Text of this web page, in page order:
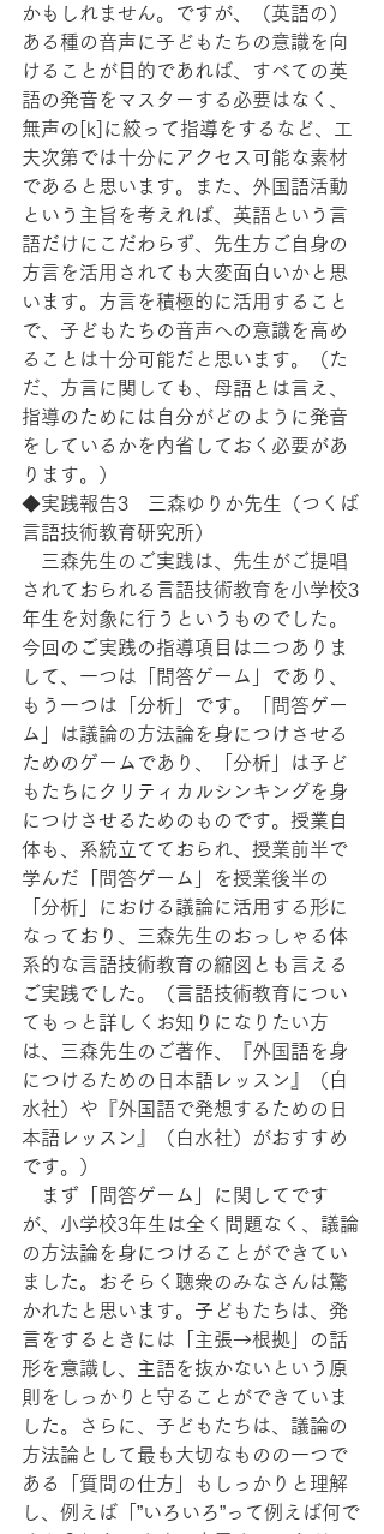
かもしれません。ですが、（英語の）
ある種の音声に子どもたちの意識を向
けることが目的であれば、すべての英
語の発音をマスターする必要はなく、
無声の[k]に絞って指導をするなど、工
夫次第では十分にアクセス可能な素材
であると思います。また、外国語活動
という主旨を考えれば、英語という言
語だけにこだわらず、先生方ご自身の
方言を活用されても大変面白いかと思
います。方言を積極的に活用すること
で、子どもたちの音声への意識を高め
ることは十分可能だと思います。（た
だ、方言に関しても、母語とは言え、
指導のためには自分がどのように発音
をしているかを内省しておく必要があ
ります。）
◆実践報告3　三森ゆりか先生（つくば
言語技術教育研究所）
三森先生のご実践は、先生がご提唱
されておられる言語技術教育を小学校3
年生を対象に行うというものでした。
今回のご実践の指導項目は二つありま
して、一つは「問答ゲーム」であり、
もう一つは「分析」です。「問答ゲー
ム」は議論の方法論を身につけさせる
ためのゲームであり、「分析」は子ど
もたちにクリティカルシンキングを身
につけさせるためのものです。授業自
体も、系統立てておられ、授業前半で
学んだ「問答ゲーム」を授業後半の
「分析」における議論に活用する形に
なっており、三森先生のおっしゃる体
系的な言語技術教育の縮図とも言える
ご実践でした。（言語技術教育につい
てもっと詳しくお知りになりたい方
は、三森先生のご著作、『外国語を身
につけるための日本語レッスン』（白
水社）や『外国語で発想するための日
本語レッスン』（白水社）がおすすめ
です。）
まず「問答ゲーム」に関してです
が、小学校3年生は全く問題なく、議論
の方法論を身につけることができてい
ました。おそらく聴衆のみなさんは驚
かれたと思います。子どもたちは、発
言をするときには「主張→根拠」の話
形を意識し、主語を抜かないという原
則をしっかりと守ることができていま
した。さらに、子どもたちは、議論の
方法論として最も大切なものの一つで
ある「質問の仕方」もしっかりと理解
し、例えば「”いろいろ”って例えば何で